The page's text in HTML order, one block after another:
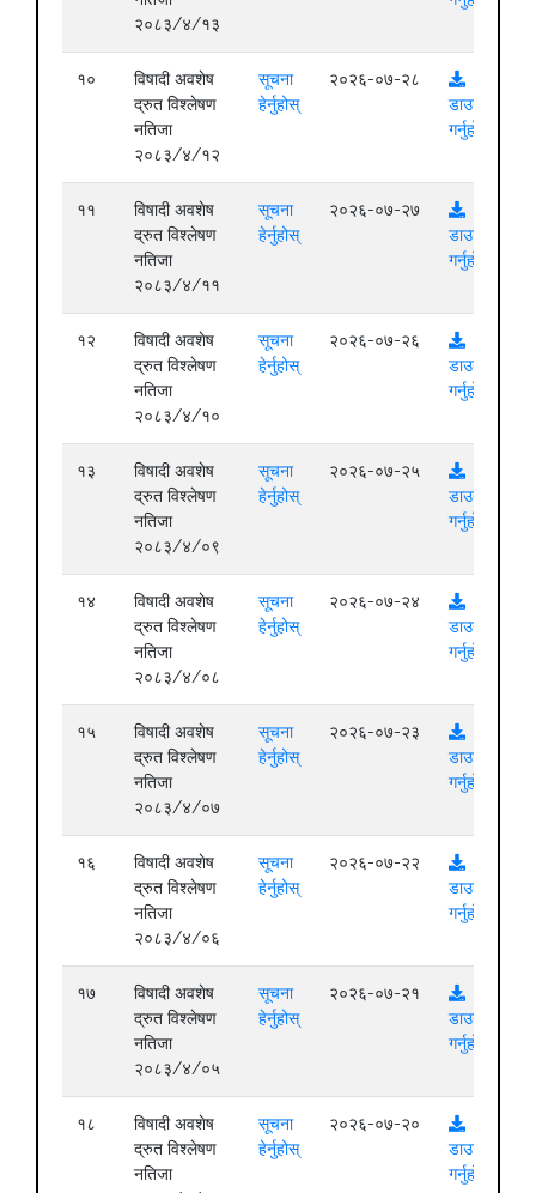
२०८३/४/१३
१०
विषादी अवशेष
द्रुत विश्लेषण
नतिजा
२०८३/४/१२
सूचना
हेर्नुहोस्
२०२६-०७-२८
डाउनलोड
गर्नुहोस्
११
विषादी अवशेष
द्रुत विश्लेषण
नतिजा
२०८३/४/११
सूचना
हेर्नुहोस्
२०२६-०७-२७
डाउनलोड
गर्नुहोस्
१२
विषादी अवशेष
द्रुत विश्लेषण
नतिजा
२०८३/४/१०
सूचना
हेर्नुहोस्
२०२६-०७-२६
डाउनलोड
गर्नुहोस्
१३
विषादी अवशेष
द्रुत विश्लेषण
नतिजा
२०८३/४/०९
सूचना
हेर्नुहोस्
२०२६-०७-२५
डाउनलोड
गर्नुहोस्
१४
विषादी अवशेष
द्रुत विश्लेषण
नतिजा
२०८३/४/०८
सूचना
हेर्नुहोस्
२०२६-०७-२४
डाउनलोड
गर्नुहोस्
१५
विषादी अवशेष
द्रुत विश्लेषण
नतिजा
२०८३/४/०७
सूचना
हेर्नुहोस्
२०२६-०७-२३
डाउनलोड
गर्नुहोस्
१६
विषादी अवशेष
द्रुत विश्लेषण
नतिजा
२०८३/४/०६
सूचना
हेर्नुहोस्
२०२६-०७-२२
डाउनलोड
गर्नुहोस्
१७
विषादी अवशेष
द्रुत विश्लेषण
नतिजा
२०८३/४/०५
सूचना
हेर्नुहोस्
२०२६-०७-२१
डाउनलोड
गर्नुहोस्
१८
विषादी अवशेष
द्रुत विश्लेषण
नतिजा
सूचना
हेर्नुहोस्
२०२६-०७-२०
डाउनलोड
गर्नुहोस्